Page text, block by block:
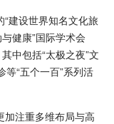
建设世界知名文化旅
健康”国际学术会
中包括“太极之夜”文
等“五个一百”系列活
加注重多维布局与高